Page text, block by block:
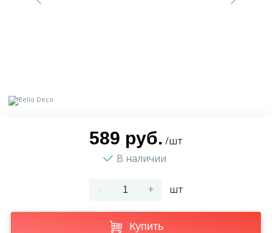
589 руб. /шт
В наличии
- + шт
Купить
Блог
Документы
Полуколонна
Составные части